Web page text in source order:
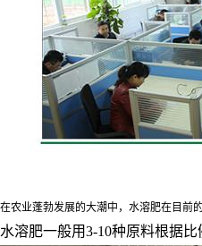
在农业蓬勃发展的大潮中，水溶肥在目前
水溶肥一般用3-10种原料根据